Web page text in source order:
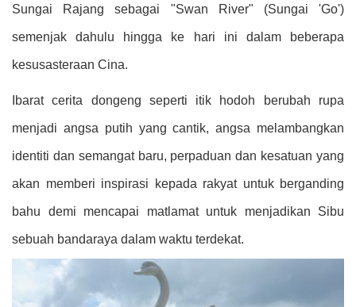
Sungai Rajang sebagai "Swan River" (Sungai 'Go')
semenjak dahulu hingga ke hari ini dalam beberapa
kesusasteraan Cina.
Ibarat cerita dongeng seperti itik hodoh berubah rupa
menjadi angsa putih yang cantik, angsa melambangkan
identiti dan semangat baru, perpaduan dan kesatuan yang
akan memberi inspirasi kepada rakyat untuk berganding
bahu demi mencapai matlamat untuk menjadikan Sibu
sebuah bandaraya dalam waktu terdekat.